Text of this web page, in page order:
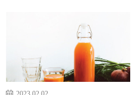
2023.02.02